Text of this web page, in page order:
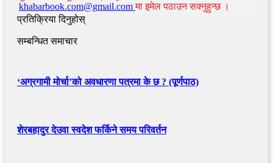
khabarbook.com@gmail.comमा इमेल पठाउन सक्नुहुन्छ ।
प्रतिक्रिया दिनुहोस्
सम्बन्धित समाचार
‘अग्रगामी मोर्चा’को अवधारणा पत्रमा के छ ? (पूर्णपाठ)
शेरबहादुर देउवा स्वदेश फर्किने समय परिवर्तन